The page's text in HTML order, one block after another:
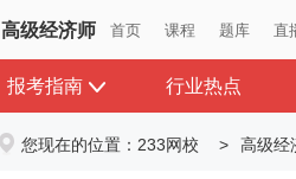
高级经济师 首页 课程 题库 直
报考指南 行业热点
您现在的位置： 233网校 > 高级经